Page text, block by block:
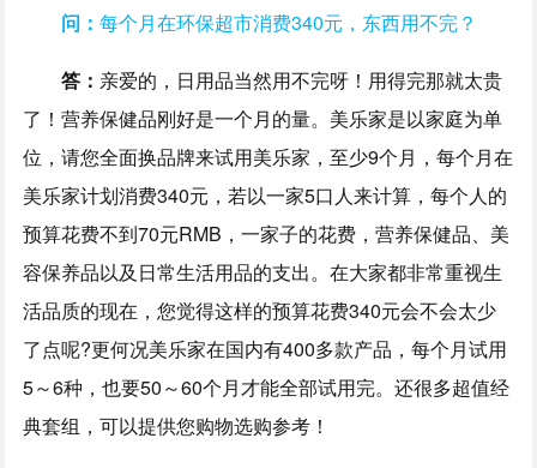
问：每个月在环保超市消费340元，东西用不完？
答： 亲爱的，日用品当然用不完呀！用得完那就太贵
了！营养保健品刚好是一个月的量。美乐家是以家庭为单
位，请您全面换品牌来试用美乐家，至少9个月，每个月在
美乐家计划消费340元，若以一家5口人来计算，每个人的
预算花费不到70元RMB，一家子的花费，营养保健品、美
容保养品以及日常生活用品的支出。在大家都非常重视生
活品质的现在，您觉得这样的预算花费340元会不会太少
了点呢?更何况美乐家在国内有400多款产品，每个月试用
5～6种，也要50～60个月才能全部试用完。还很多超值经
典套组，可以提供您购物选购参考！